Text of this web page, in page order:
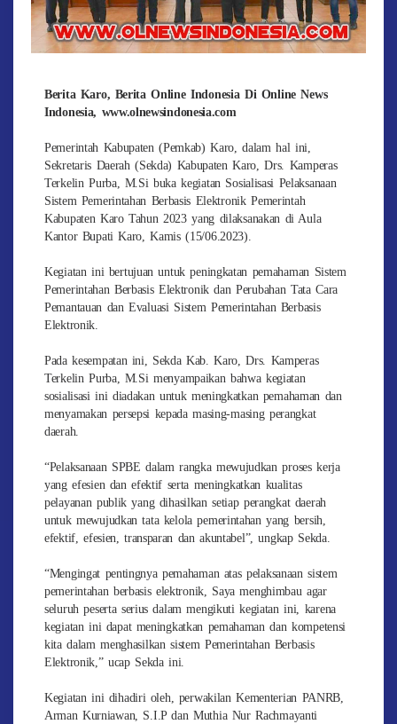
Berita Karo, Berita Online Indonesia Di Online News
Indonesia, www.olnewsindonesia.com
Pemerintah Kabupaten (Pemkab) Karo, dalam hal ini,
Sekretaris Daerah (Sekda) Kabupaten Karo, Drs. Kamperas
Terkelin Purba, M.Si buka kegiatan Sosialisasi Pelaksanaan
Sistem Pemerintahan Berbasis Elektronik Pemerintah
Kabupaten Karo Tahun 2023 yang dilaksanakan di Aula
Kantor Bupati Karo, Kamis (15/06.2023).
Kegiatan ini bertujuan untuk peningkatan pemahaman Sistem
Pemerintahan Berbasis Elektronik dan Perubahan Tata Cara
Pemantauan dan Evaluasi Sistem Pemerintahan Berbasis
Elektronik.
Pada kesempatan ini, Sekda Kab. Karo, Drs. Kamperas
Terkelin Purba, M.Si menyampaikan bahwa kegiatan
sosialisasi ini diadakan untuk meningkatkan pemahaman dan
menyamakan persepsi kepada masing-masing perangkat
daerah.
“Pelaksanaan SPBE dalam rangka mewujudkan proses kerja
yang efesien dan efektif serta meningkatkan kualitas
pelayanan publik yang dihasilkan setiap perangkat daerah
untuk mewujudkan tata kelola pemerintahan yang bersih,
efektif, efesien, transparan dan akuntabel”, ungkap Sekda.
“Mengingat pentingnya pemahaman atas pelaksanaan sistem
pemerintahan berbasis elektronik, Saya menghimbau agar
seluruh peserta serius dalam mengikuti kegiatan ini, karena
kegiatan ini dapat meningkatkan pemahaman dan kompetensi
kita dalam menghasilkan sistem Pemerintahan Berbasis
Elektronik,” ucap Sekda ini.
Kegiatan ini dihadiri oleh, perwakilan Kementerian PANRB,
Arman Kurniawan, S.I.P dan Muthia Nur Rachmayanti